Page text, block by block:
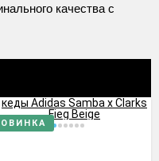
качества с